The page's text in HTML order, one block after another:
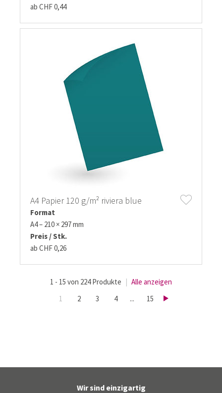
ab CHF 0,44
A4 Papier 120 g/m² riviera blue
Format
A4 – 210 × 297 mm
Preis / Stk.
ab CHF 0,26
1 - 15 von 224 Produkte | Alle anzeigen
1
2 3 4 ... 15
Wir sind einzigartig